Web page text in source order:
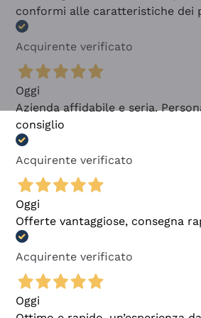
conformi alle caratteristiche dei
Acquirente verificato
Oggi
Azienda affidabile e seria.
consiglio
Acquirente verificato
Oggi
Offerte vantaggiose, consegna
Acquirente verificato
Oggi